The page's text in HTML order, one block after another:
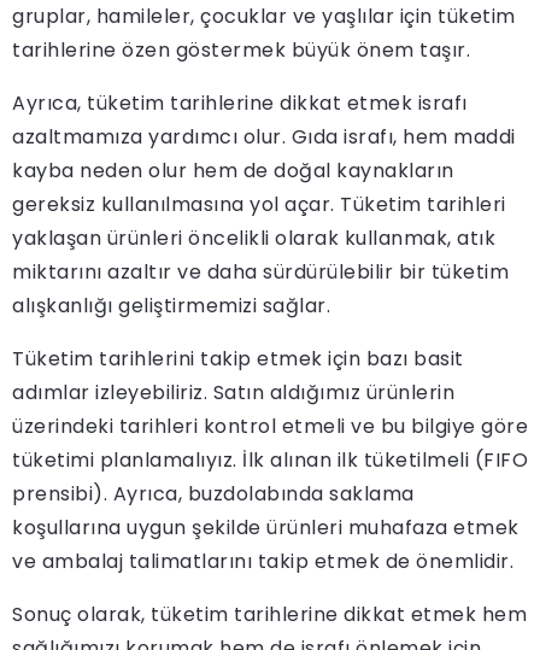
gruplar, hamileler, çocuklar ve yaşlılar için tüketim
tarihlerine özen göstermek büyük önem taşır.
Ayrıca, tüketim tarihlerine dikkat etmek israfı
azaltmamıza yardımcı olur. Gıda israfı, hem maddi
kayba neden olur hem de doğal kaynakların
gereksiz kullanılmasına yol açar. Tüketim tarihleri
yaklaşan ürünleri öncelikli olarak kullanmak, atık
miktarını azaltır ve daha sürdürülebilir bir tüketim
alışkanlığı geliştirmemizi sağlar.
Tüketim tarihlerini takip etmek için bazı basit
adımlar izleyebiliriz. Satın aldığımız ürünlerin
üzerindeki tarihleri kontrol etmeli ve bu bilgiye göre
tüketimi planlamalıyız. İlk alınan ilk tüketilmeli (FIFO
prensibi). Ayrıca, buzdolabında saklama
koşullarına uygun şekilde ürünleri muhafaza etmek
ve ambalaj talimatlarını takip etmek de önemlidir.
Sonuç olarak, tüketim tarihlerine dikkat etmek hem